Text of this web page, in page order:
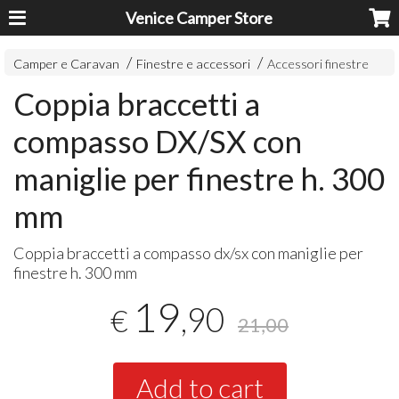
Venice Camper Store
Camper e Caravan Finestre e accessori Accessori finestre
Coppia braccetti a
compasso DX/SX con
maniglie per finestre h. 300
mm
Coppia braccetti a compasso dx/sx con maniglie per
finestre h. 300 mm
€ 19,90 21,00
Add to cart